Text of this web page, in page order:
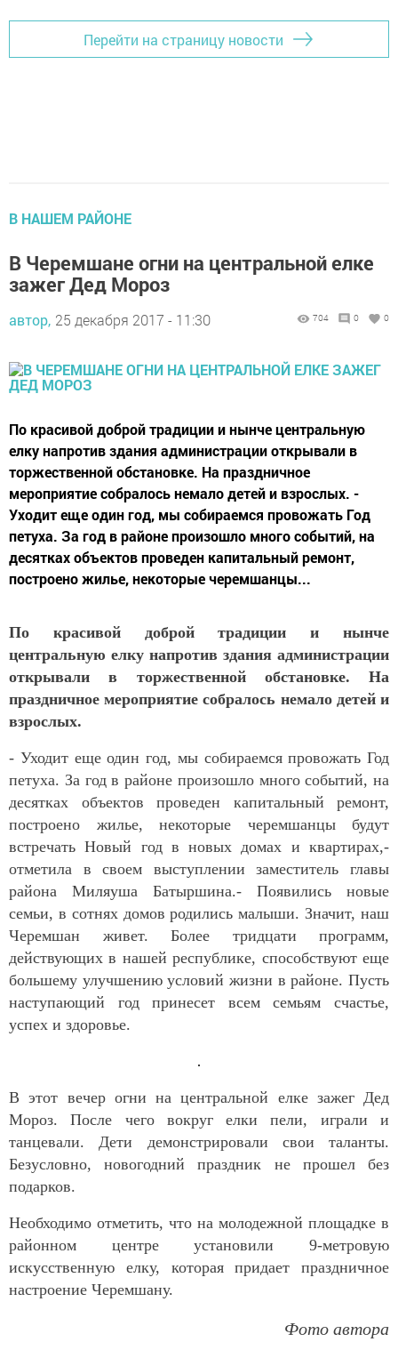
Перейти на страницу новости
В НАШЕМ РАЙОНЕ
В Черемшане огни на центральной елке
зажег Дед Мороз
автор, 25 декабря 2017 - 11:30 704 0 0
По красивой доброй традиции и нынче центральную
елку напротив здания администрации открывали в
торжественной обстановке. На праздничное
мероприятие собралось немало детей и взрослых. -
Уходит еще один год, мы собираемся провожать Год
петуха. За год в районе произошло много событий, на
десятках объектов проведен капитальный ремонт,
построено жилье, некоторые черемшанцы...
По красивой доброй традиции и нынче
центральную елку напротив здания администрации
открывали в торжественной обстановке. На
праздничное мероприятие собралось немало детей и
взрослых.
- Уходит еще один год, мы собираемся провожать Год
петуха. За год в районе произошло много событий, на
десятках объектов проведен капитальный ремонт,
построено жилье, некоторые черемшанцы будут
встречать Новый год в новых домах и квартирах,-
отметила в своем выступлении заместитель главы
района Миляуша Батыршина.- Появились новые
семьи, в сотнях домов родились малыши. Значит, наш
Черемшан живет. Более тридцати программ,
действующих в нашей республике, способствуют еще
большему улучшению условий жизни в районе. Пусть
наступающий год принесет всем семьям счастье,
успех и здоровье.
В этот вечер огни на центральной елке зажег Дед
Мороз. После чего вокруг елки пели, играли и
танцевали. Дети демонстрировали свои таланты.
Безусловно, новогодний праздник не прошел без
подарков.
Необходимо отметить, что на молодежной площадке в
районном центре установили 9-метровую
искусственную елку, которая придает праздничное
настроение Черемшану.
Фото автора